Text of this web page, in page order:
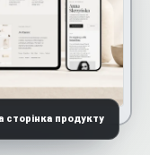
сторінка продукту